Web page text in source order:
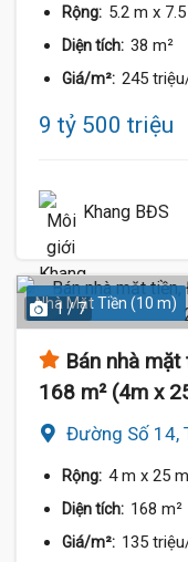
Rộng: 5.2 m x
Diện tích: 38 m²
Giá/m²: 245
9 tỷ 500 triệu
Khang BĐS
Nhà Mặt Tiền (10 m)
1 / 7
Bán nhà
168 m² (4m x
Đường Số 14,
Rộng: 4 m x 25 m
Diện tích: 168 m²
Giá/m²: 135